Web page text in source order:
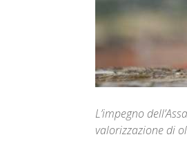
L’impegno
valorizzazione di